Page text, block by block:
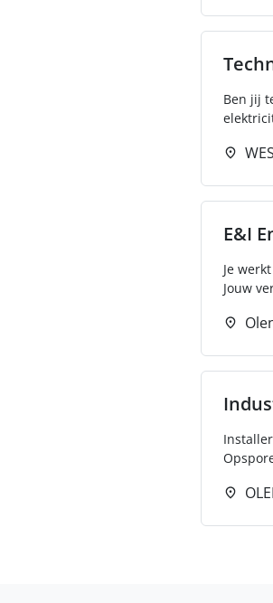
Ben jij
E&I
Je
Jouw